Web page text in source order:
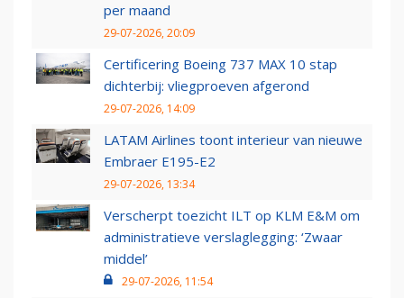
per maand
29-07-2026, 20:09
Certificering Boeing 737 MAX 10 stap
dichterbij: vliegproeven afgerond
29-07-2026, 14:09
LATAM Airlines toont interieur van nieuwe
Embraer E195-E2
29-07-2026, 13:34
Verscherpt toezicht ILT op KLM E&M om
administratieve verslaglegging: ‘Zwaar
middel’
29-07-2026, 11:54